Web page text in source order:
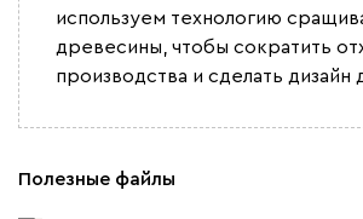
используем технологию
древесины, чтобы сократить
производства и сделать дизайн
Полезные файлы